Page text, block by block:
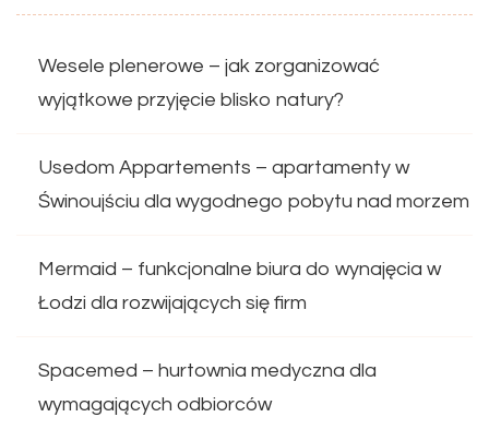
Wesele plenerowe – jak zorganizować
wyjątkowe przyjęcie blisko natury?
Usedom Appartements – apartamenty w
Świnoujściu dla wygodnego pobytu nad morzem
Mermaid – funkcjonalne biura do wynajęcia w
Łodzi dla rozwijających się firm
Spacemed – hurtownia medyczna dla
wymagających odbiorców